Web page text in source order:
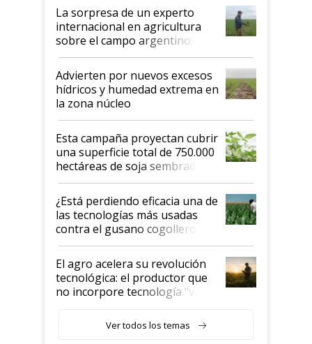
La sorpresa de un experto
internacional en agricultura
sobre el campo argentino:
"Estoy muy impresionado"
Advierten por nuevos excesos
hídricos y humedad extrema en
la zona núcleo
Esta campaña proyectan cubrir
una superficie total de 750.000
hectáreas de soja sembradas
con una nueva generación de
variedades que marcan un
salto tecnológico en genética y
rendimiento
¿Está perdiendo eficacia una de
las tecnologías más usadas
contra el gusano cogollero? El
desafío de una tecnología clave
El agro acelera su revolución
tecnológica: el productor que
no incorpore tecnología "va a
Ver todos los temas